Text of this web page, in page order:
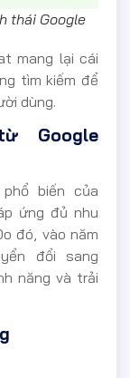
thái Google
mang lại cái
tìm kiếm để
dùng.
Google
biến của
ứng đủ nhu
đó, vào năm
đổi sang
năng và trải